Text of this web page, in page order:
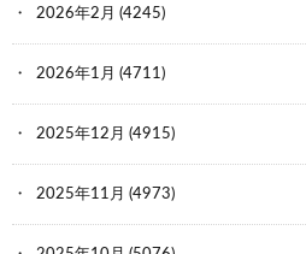
2026年2月 (4245)
2026年1月 (4711)
2025年12月 (4915)
2025年11月 (4973)